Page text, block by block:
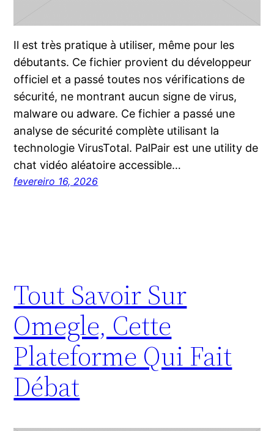
Il est très pratique à utiliser, même pour les
débutants. Ce fichier provient du développeur
officiel et a passé toutes nos vérifications de
sécurité, ne montrant aucun signe de virus,
malware ou adware. Ce fichier a passé une
analyse de sécurité complète utilisant la
technologie VirusTotal. PalPair est une utility de
chat vidéo aléatoire accessible…
fevereiro 16, 2026
Tout Savoir Sur
Omegle, Cette
Plateforme Qui Fait
Débat